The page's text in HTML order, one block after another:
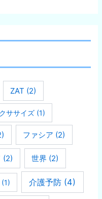
ZAT (2)
ササイズ (1)
ファシア (2)
(2) 世界 (2)
(1) 介護予防 (4)